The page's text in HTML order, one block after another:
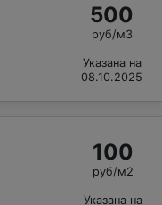
500
руб/м3
Указана на
08.10.2025
100
руб/м2
Указана на